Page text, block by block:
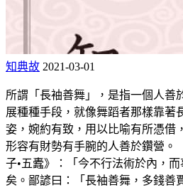
知典故 2021-03-01
所謂「長袖善舞」，是指一個人善
展種種手段，就像舞蹈者那樣靠著
姿，婉約有致，用以比喻有所憑借
形容有財勢有手腕的人善於鑽營
子•五蠹》：「今不行法術於內，
矣。鄙諺曰：「長袖善舞，多錢善